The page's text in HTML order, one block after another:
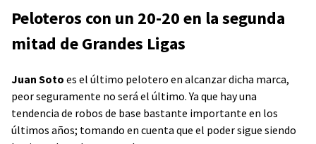
Peloteros con un 20-20 en la segunda
mitad de Grandes Ligas
Juan Soto es el último pelotero en alcanzar dicha marca,
peor seguramente no será el último. Ya que hay una
tendencia de robos de base bastante importante en los
últimos años; tomando en cuenta que el poder sigue siendo